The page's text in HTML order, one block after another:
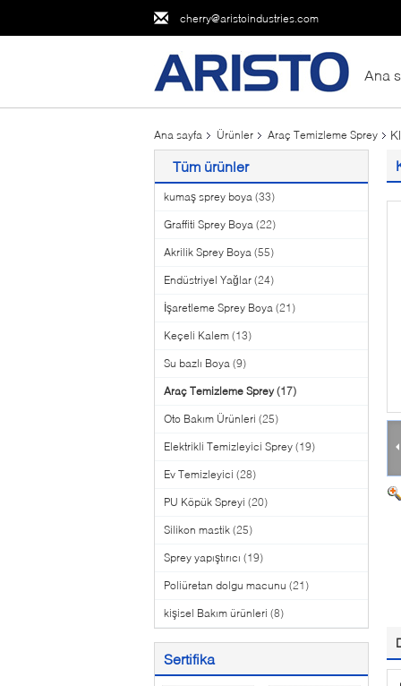
cherry@aristoindustries.com
Ana
Ana sayfa Ürünler Araç Temizleme Sprey
Tüm ürünler
kumaş sprey boya (33)
Graffiti Sprey Boya (22)
Akrilik Sprey Boya (55)
Endüstriyel Yağlar (24)
İşaretleme Sprey Boya (21)
Keçeli Kalem (13)
Su bazlı Boya (9)
Araç Temizleme Sprey (17)
Oto Bakım Ürünleri (25)
Elektrikli Temizleyici Sprey (19)
Ev Temizleyici (28)
PU Köpük Spreyi (20)
Silikon mastik (25)
Sprey yapıştırıcı (19)
Poliüretan dolgu macunu (21)
kişisel Bakım ürünleri (8)
Sertifika